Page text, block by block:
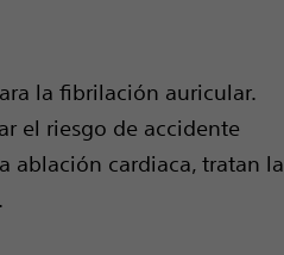
la fibrilación auricular.
el riesgo de accidente
ablación cardiaca, tratan la